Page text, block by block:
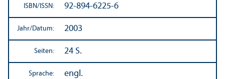
ISBN/ ISSN: 92-894-6225-6
Jahr/Datum: 2003
Seiten: 24 S.
Sprache: engl.